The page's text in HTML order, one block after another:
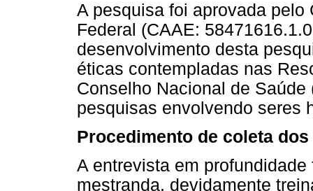
A pesquisa foi aprovada
Federal (CAAE:
desenvolvimento desta
éticas contempladas nas
Conselho Nacional de
pesquisas envolvendo seres
Procedimento de coleta
A entrevista em
mestranda, devidamente